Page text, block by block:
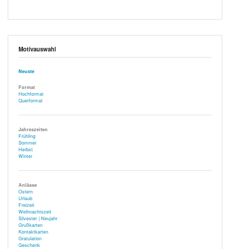
Motivauswahl
Neuste
Format
Hochformat
Querformat
Jahreszeiten
Frühling
Sommer
Herbst
Winter
Anlässe
Ostern
Urlaub
Freizeit
Weihnachtszeit
Silvester | Neujahr
Grußkarten
Kontaktkarten
Gratulation
Geschenk